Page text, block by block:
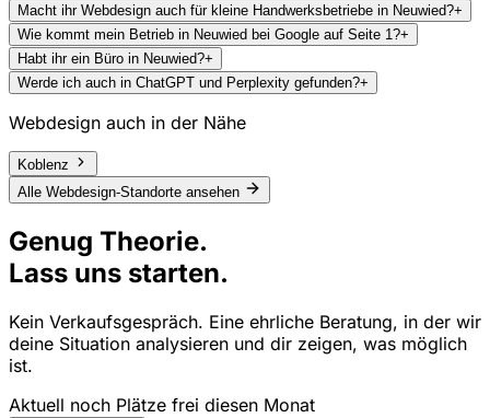
Macht ihr Webdesign auch für kleine Handwerksbetriebe in Neuwied?+
Wie kommt mein Betrieb in Neuwied bei Google auf Seite 1?+
Habt ihr ein Büro in Neuwied?+
Werde ich auch in ChatGPT und Perplexity gefunden?+
Webdesign auch in der Nähe
Koblenz
Alle Webdesign-Standorte ansehen
Genug Theorie.
Lass uns starten.
Kein Verkaufsgespräch. Eine ehrliche Beratung, in der wir
deine Situation analysieren und dir zeigen, was möglich
ist.
Aktuell noch Plätze frei diesen Monat